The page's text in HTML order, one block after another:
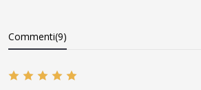
Commenti(9)